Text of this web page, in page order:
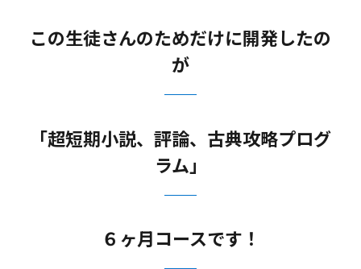
この生徒さんのためだけに開発したの
が
「超短期小説、評論、古典攻略プログ
ラム」
６ヶ月コースです！